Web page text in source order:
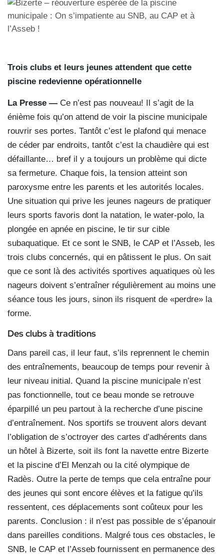
Trois clubs et leurs jeunes attendent que cette
piscine redevienne opérationnelle
La Presse — Ce n’est pas nouveau! Il s’agit de la
énième fois qu’on attend de voir la piscine municipale
rouvrir ses portes. Tantôt c’est le plafond qui menace
de céder par endroits, tantôt c’est la chaudière qui est
défaillante… bref il y a toujours un problème qui dicte
sa fermeture. Chaque fois, la tension atteint son
paroxysme entre les parents et les autorités locales.
Une situation qui prive les jeunes nageurs de pratiquer
leurs sports favoris dont la natation, le water-polo, la
plongée en apnée en piscine, le tir sur cible
subaquatique. Et ce sont le SNB, le CAP et l’Asseb, les
trois clubs concernés, qui en pâtissent le plus. On sait
que ce sont là des activités sportives aquatiques où les
nageurs doivent s’entraîner régulièrement au moins une
séance tous les jours, sinon ils risquent de «perdre» la
forme.
Des clubs à traditions
Dans pareil cas, il leur faut, s’ils reprennent le chemin
des entraînements, beaucoup de temps pour revenir à
leur niveau initial. Quand la piscine municipale n’est
pas fonctionnelle, tout ce beau monde se retrouve
éparpillé un peu partout à la recherche d’une piscine
d’entraînement. Nos sportifs se trouvent alors devant
l’obligation de s’octroyer des cartes d’adhérents dans
un hôtel à Bizerte, soit ils font la navette entre Bizerte
et la piscine d’El Menzah ou la cité olympique de
Radès. Outre la perte de temps que cela entraîne pour
des jeunes qui sont encore élèves et la fatigue qu’ils
ressentent, ces déplacements sont coûteux pour les
parents. Conclusion : il n’est pas possible de s’épanouir
dans pareilles conditions. Malgré tous ces obstacles, le
SNB, le CAP et l’Asseb fournissent en permanence des